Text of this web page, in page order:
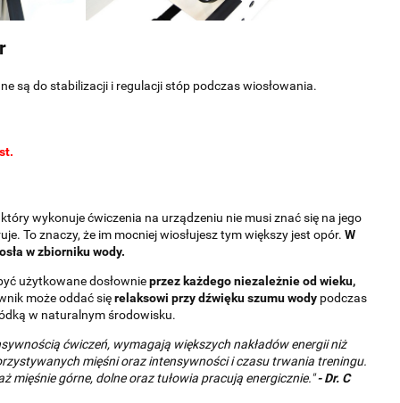
są do stabilizacji i regulacji stóp podczas wiosłowania.
wykonuje ćwiczenia na urządzeniu nie musi znać się na jego
To znaczy, że im mocniej wiosłujesz tym większy jest opór. W
w zbiorniku wody.
użytkowane dosłownieprzez każdego niezależnie od wieku,
może oddać sięrelaksowi przy dźwięku szumu wody podczas
w naturalnym środowisku.
ćwiczeń, wymagają większych nakładów energii niż
mięśni oraz intensywności i czasu trwania treningu.
mięśnie górne, dolne oraz tułowia pracują energicznie."-Dr. C